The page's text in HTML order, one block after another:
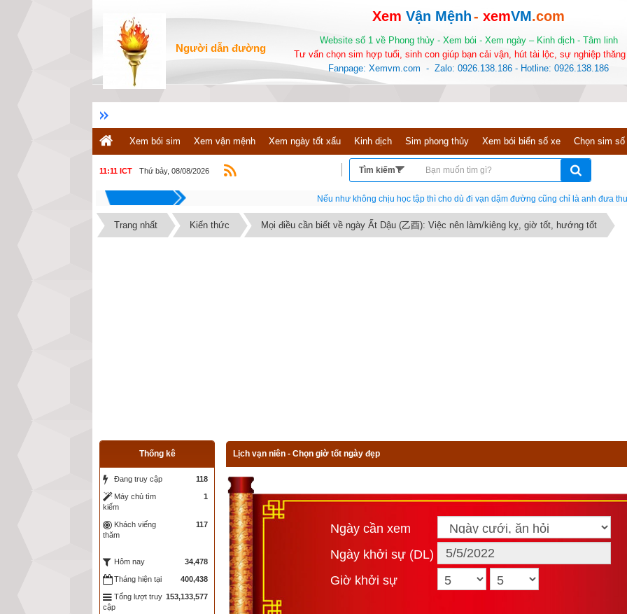
Người dẫn đường
Xem Vận Mệnh- xemVM.com
Website số 1 về Phong thủy - Xem bói - Xem ngày – Kinh dịch - Tâm linh
Tư vấn chọn sim hợp tuổi, sinh con giúp bạn cải vận, hút tài lộc, sự nghiệp
Fanpage: Xemvm.com - Zalo: 0926.138.186 - Hotline: 0926.138.186
Xem bói sim Xem vận mệnh Xem ngày tốt xấu Kinh dịch Sim phong thủy Xem bói biển số xe Chọn sim số
11:11 ICT Thứ bảy, 08/08/2026
Nếu như không chịu học tập thì cho dù đi vạn dặm đường cũng chỉ là anh đưa
Trang nhất Kiến thức Mọi điều cần biết về ngày Ất Dậu (乙酉): Việc nên làm/kiêng kỵ, giờ tốt, hướng tốt
Lịch vạn niên - Chọn giờ tốt ngày đẹp
Ngày cần xem
Ngày khởi sự (DL)
Giờ khởi sự
Thống kê
Đang truy cập 118
Máy chủ tìm
kiếm
1
Khách viếng
thăm
117
Hôm nay 34,478
Tháng hiện tại 400,438
Tổng lượt truy
cập
153,133,577